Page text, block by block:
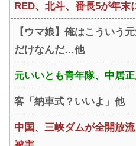
RED、北斗、番長5が年末
【ウマ娘】俺はこういう
だけなんだ…他
元いいとも青年隊、中居
客「納車式？いいよ」他
中国、三峡ダムが全開放